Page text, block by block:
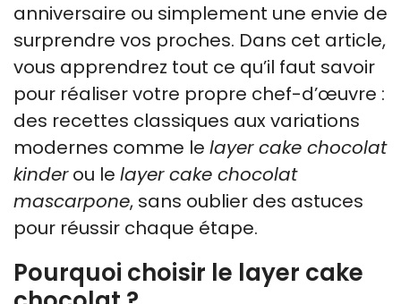
anniversaire ou simplement une envie de
surprendre vos proches. Dans cet article,
vous apprendrez tout ce qu’il faut savoir
pour réaliser votre propre chef-d’œuvre :
des recettes classiques aux variations
modernes comme le layer cake chocolat
kinderou le layer cake chocolat
mascarpone, sans oublier des astuces
pour réussir chaque étape.
Pourquoi choisir le layer cake